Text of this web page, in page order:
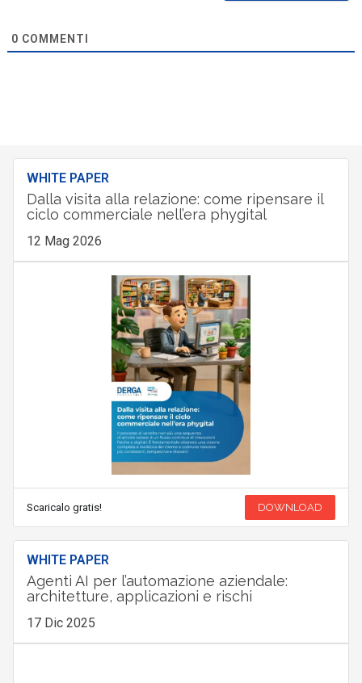
0 COMMENTI
WHITE PAPER
Dalla visita alla relazione: come ripensare il
ciclo commerciale nell’era phygital
12 Mag 2026
Scaricalo gratis! DOWNLOAD
WHITE PAPER
Agenti AI per l’automazione aziendale:
architetture, applicazioni e rischi
17 Dic 2025